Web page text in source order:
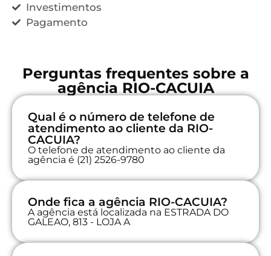
Investimentos
Pagamento
Perguntas frequentes sobre a
agência RIO-CACUIA
Qual é o número de telefone de
atendimento ao cliente da RIO-
CACUIA?
O telefone de atendimento ao cliente da
agência é (21) 2526-9780
Onde fica a agência RIO-CACUIA?
A agência está localizada na ESTRADA DO
GALEAO, 813 - LOJA A